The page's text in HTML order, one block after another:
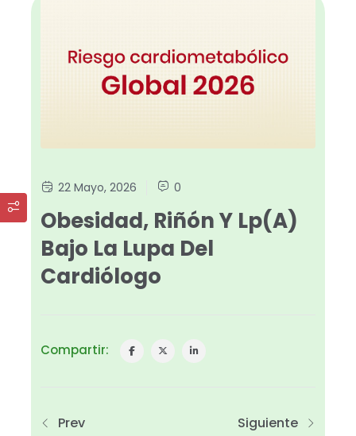
22 Mayo, 2026 0
Obesidad, Riñón Y Lp(a)
Bajo La Lupa Del
Cardiólogo
Compartir:
Prev Siguiente